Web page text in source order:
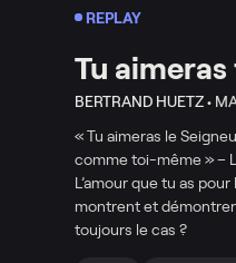
REPLAY
Tu
BERTRAND HUETZ •
« Tu aimeras le
comme toi-même » –
L’amour que tu as
montrent et
toujours le cas ?